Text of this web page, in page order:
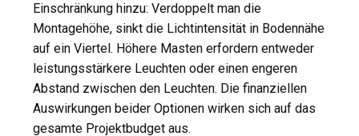
Einschränkung hinzu: Verdoppelt man die
Montagehöhe, sinkt die Lichtintensität in Bodennähe
auf ein Viertel. Höhere Masten erfordern entweder
leistungsstärkere Leuchten oder einen engeren
Abstand zwischen den Leuchten. Die finanziellen
Auswirkungen beider Optionen wirken sich auf das
gesamte Projektbudget aus.